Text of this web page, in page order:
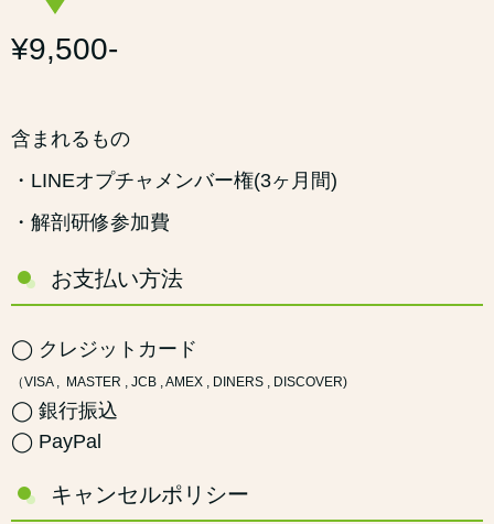
¥9,500-
含まれるもの
・LINEオプチャメンバー権(3ヶ月間)
・解剖研修参加費
お支払い方法
◯ クレジットカード
（VISA , MASTER , JCB , AMEX , DINERS , DISCOVER)
◯ 銀行振込
◯ PayPal
キャンセルポリシー